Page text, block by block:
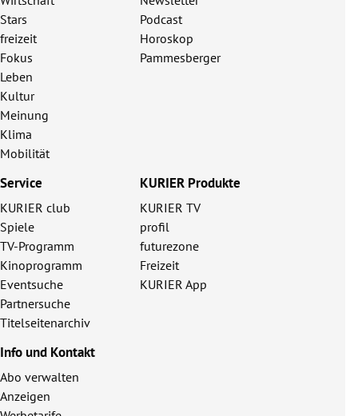
Stars
freizeit
Fokus
Leben
Kultur
Meinung
Klima
Mobilität
Podcast
Horoskop
Pammesberger
Service
KURIER club
Spiele
TV-Programm
Kinoprogramm
Eventsuche
Partnersuche
Titelseitenarchiv
KURIER Produkte
KURIER TV
profil
futurezone
Freizeit
KURIER App
Info und Kontakt
Abo verwalten
Anzeigen